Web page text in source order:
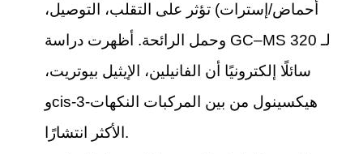
أحماض/إسترات) تؤثر على التقلب، التوصيل،
وحمل الرائحة. أظهرت دراسة GC–MS لـ 320
سائلًا إلكترونيًا أن الفانيلين، الإيثيل بيوتريت،
وcis-3-هيكسينول من بين المركبات النكهات
الأكثر انتشارًا.